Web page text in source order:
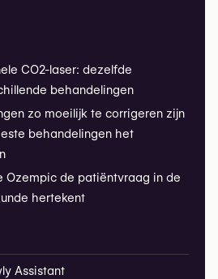
CO2-laser: dezelfde
behandelingen
zo moeilijk te corrigeren zijn
behandelingen het
Ozempic de patiëntvraag in de
hertekent
Assistant